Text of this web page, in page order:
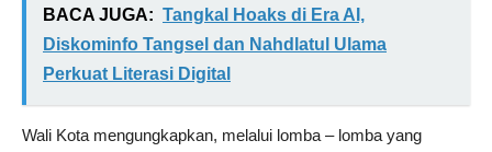
BACA JUGA: Tangkal Hoaks di Era AI,
Diskominfo Tangsel dan Nahdlatul Ulama
Perkuat Literasi Digital
Wali Kota mengungkapkan, melalui lomba – lomba yang